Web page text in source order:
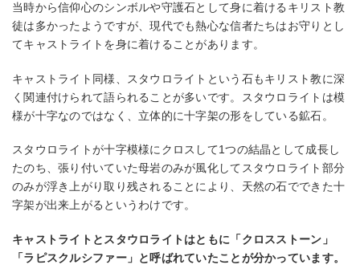
当時から信仰心のシンボルや守護石として身に着けるキリスト教
徒は多かったようですが、現代でも熱心な信者たちはお守りとし
てキャストライトを身に着けることがあります。
キャストライト同様、スタウロライトという石もキリスト教に深
く関連付けられて語られることが多いです。スタウロライトは模
様が十字なのではなく、立体的に十字架の形をしている鉱石。
スタウロライトが十字模様にクロスして1つの結晶として成長し
たのち、張り付いていた母岩のみが風化してスタウロライト部分
のみが浮き上がり取り残されることにより、天然の石でできた十
字架が出来上がるというわけです。
キャストライトとスタウロライトはともに「クロスストーン」
「ラピスクルシファー」と呼ばれていたことが分かっています。